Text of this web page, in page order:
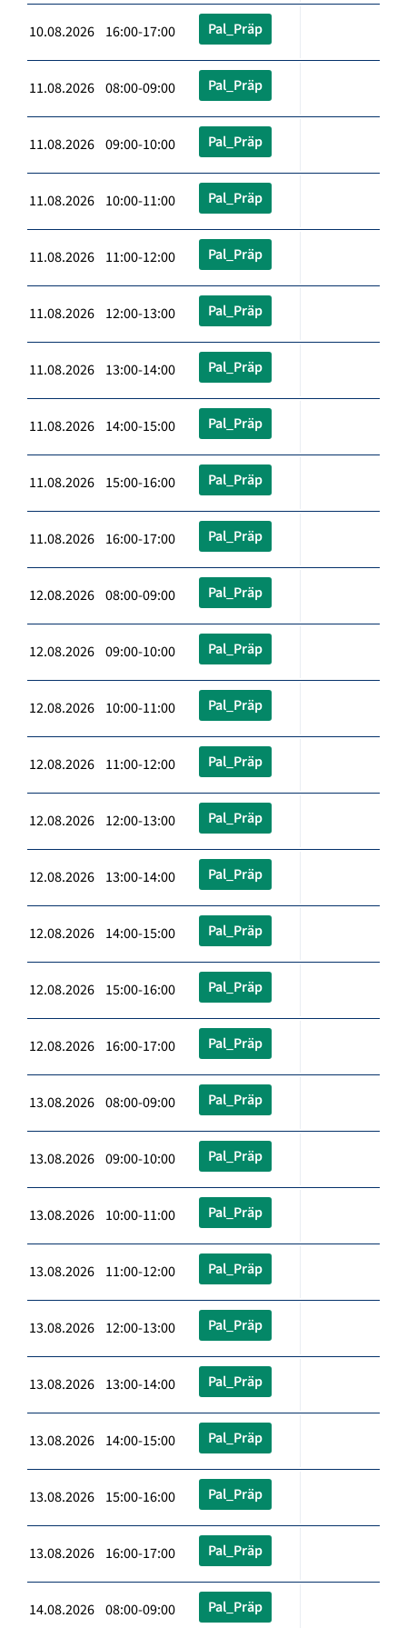
10.08.2026 16:00-17:00 Pal_Präp
11.08.2026 08:00-09:00 Pal_Präp
11.08.2026 09:00-10:00 Pal_Präp
11.08.2026 10:00-11:00 Pal_Präp
11.08.2026 11:00-12:00 Pal_Präp
11.08.2026 12:00-13:00 Pal_Präp
11.08.2026 13:00-14:00 Pal_Präp
11.08.2026 14:00-15:00 Pal_Präp
11.08.2026 15:00-16:00 Pal_Präp
11.08.2026 16:00-17:00 Pal_Präp
12.08.2026 08:00-09:00 Pal_Präp
12.08.2026 09:00-10:00 Pal_Präp
12.08.2026 10:00-11:00 Pal_Präp
12.08.2026 11:00-12:00 Pal_Präp
12.08.2026 12:00-13:00 Pal_Präp
12.08.2026 13:00-14:00 Pal_Präp
12.08.2026 14:00-15:00 Pal_Präp
12.08.2026 15:00-16:00 Pal_Präp
12.08.2026 16:00-17:00 Pal_Präp
13.08.2026 08:00-09:00 Pal_Präp
13.08.2026 09:00-10:00 Pal_Präp
13.08.2026 10:00-11:00 Pal_Präp
13.08.2026 11:00-12:00 Pal_Präp
13.08.2026 12:00-13:00 Pal_Präp
13.08.2026 13:00-14:00 Pal_Präp
13.08.2026 14:00-15:00 Pal_Präp
13.08.2026 15:00-16:00 Pal_Präp
13.08.2026 16:00-17:00 Pal_Präp
14.08.2026 08:00-09:00 Pal_Präp